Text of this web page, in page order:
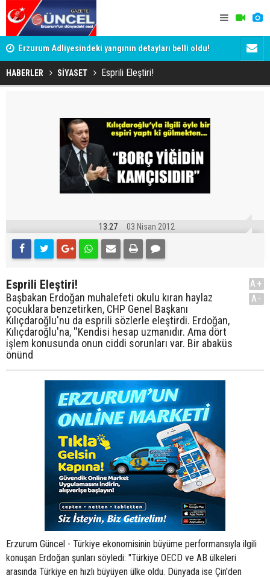
Erzurum Adliyesindeki yangının detayları belli oldu!
HABERLER SİYASET Esprili Eleştiri!
13:27 03 Nisan 2012
Esprili Eleştiri!
Başbakan Erdoğan muhalefeti okulu kıran haylaz
çocuklara benzetirken, CHP Genel Başkanı
Kılıçdaroğlu'nu da esprili sözlerle eleştirdi. Erdoğan,
Kılıçdaroğlu'na, ''Kendisi hesap uzmanıdır. Ama dört
işlem konusunda onun ciddi sorunları var. Bir abaküs
önünd
A+
A-
Erzurum Güncel - Türkiye ekonomisinin büyüme performansıyla ilgili
konuşan Erdoğan şunları söyledi: "Türkiye OECD ve AB ülkeleri
arasında Türkiye en hızlı büyüyen ülke oldu. Dünyada ise Çin'den